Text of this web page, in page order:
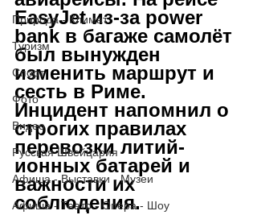
Природа - Климат
Туризм
Спорт
Фото
Видео
Русская Швейцария
Афиша - Выставки - Музеи
Афиша - Театр - Опера - Шоу
EasyJet из-за power
bank в багаже самолёт
был вынужден
изменить маршрут и
сесть в Риме.
Инцидент напомнил о
строгих правилах
перевозки литий-
ионных батарей и
важности их
соблюдения.